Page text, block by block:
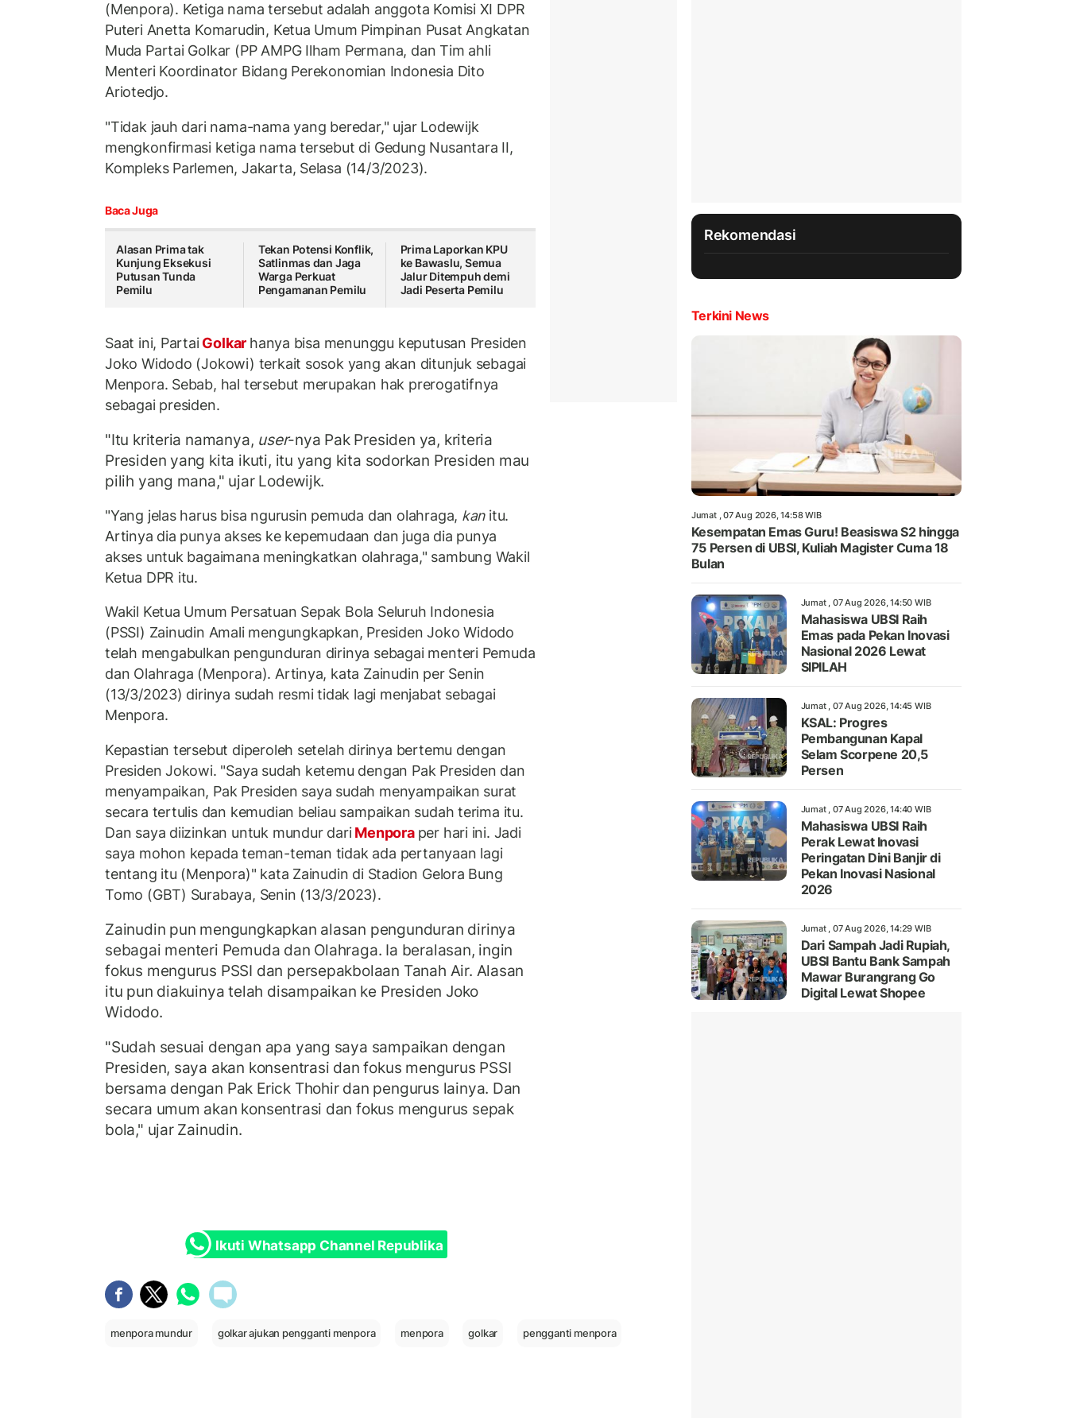
(Menpora). Ketiga nama tersebut adalah anggota Komisi XI DPR
Puteri Anetta Komarudin, Ketua Umum Pimpinan Pusat Angkatan
Muda Partai Golkar (PP AMPG Ilham Permana, dan Tim ahli
Menteri Koordinator Bidang Perekonomian Indonesia Dito
Ariotedjo.
"Tidak jauh dari nama-nama yang beredar," ujar Lodewijk
mengkonfirmasi ketiga nama tersebut di Gedung Nusantara II,
Kompleks Parlemen, Jakarta, Selasa (14/3/2023).
Baca Juga
Alasan Prima tak
Kunjung Eksekusi
Putusan Tunda
Pemilu
Tekan Potensi Konflik,
Satlinmas dan Jaga
Warga Perkuat
Pengamanan Pemilu
Prima Laporkan KPU
ke Bawaslu, Semua
Jalur Ditempuh demi
Jadi Peserta Pemilu
Saat ini, PartaiGolkar hanya bisa menunggu keputusan Presiden
Joko Widodo (Jokowi) terkait sosok yang akan ditunjuk sebagai
Menpora. Sebab, hal tersebut merupakan hak prerogatifnya
sebagai presiden.
"Itu kriteria namanya, user-nya Pak Presiden ya, kriteria
Presiden yang kita ikuti, itu yang kita sodorkan Presiden mau
pilih yang mana," ujar Lodewijk.
"Yang jelas harus bisa ngurusin pemuda dan olahraga, kanitu.
Artinya dia punya akses ke kepemudaan dan juga dia punya
akses untuk bagaimana meningkatkan olahraga," sambung Wakil
Ketua DPR itu.
Wakil Ketua Umum Persatuan Sepak Bola Seluruh Indonesia
(PSSI) Zainudin Amali mengungkapkan, Presiden Joko Widodo
telah mengabulkan pengunduran dirinya sebagai menteri Pemuda
dan Olahraga (Menpora). Artinya, kata Zainudin per Senin
(13/3/2023) dirinya sudah resmi tidak lagi menjabat sebagai
Menpora.
Kepastian tersebut diperoleh setelah dirinya bertemu dengan
Presiden Jokowi. "Saya sudah ketemu dengan Pak Presiden dan
menyampaikan, Pak Presiden saya sudah menyampaikan surat
secara tertulis dan kemudian beliau sampaikan sudah terima itu.
Dan saya diizinkan untuk mundur dariMenpora per hari ini. Jadi
saya mohon kepada teman-teman tidak ada pertanyaan lagi
tentang itu (Menpora)" kata Zainudin di Stadion Gelora Bung
Tomo (GBT) Surabaya, Senin (13/3/2023).
Zainudin pun mengungkapkan alasan pengunduran dirinya
sebagai menteri Pemuda dan Olahraga. Ia beralasan, ingin
fokus mengurus PSSI dan persepakbolaan Tanah Air. Alasan
itu pun diakuinya telah disampaikan ke Presiden Joko
Widodo.
"Sudah sesuai dengan apa yang saya sampaikan dengan
Presiden, saya akan konsentrasi dan fokus mengurus PSSI
bersama dengan Pak Erick Thohir dan pengurus lainya. Dan
secara umum akan konsentrasi dan fokus mengurus sepak
bola," ujar Zainudin.
Ikuti Whatsapp Channel Republika
menpora mundur golkar ajukan pengganti menpora menpora golkar pengganti menpora
Rekomendasi
Terkini News
Jumat , 07 Aug 2026, 14:58 WIB
Kesempatan Emas Guru! Beasiswa S2 hingga
75 Persen di UBSI, Kuliah Magister Cuma 18
Bulan
Jumat , 07 Aug 2026, 14:50 WIB
Mahasiswa UBSI Raih
Emas pada Pekan Inovasi
Nasional 2026 Lewat
SIPILAH
Jumat , 07 Aug 2026, 14:45 WIB
KSAL: Progres
Pembangunan Kapal
Selam Scorpene 20,5
Persen
Jumat , 07 Aug 2026, 14:40 WIB
Mahasiswa UBSI Raih
Perak Lewat Inovasi
Peringatan Dini Banjir di
Pekan Inovasi Nasional
2026
Jumat , 07 Aug 2026, 14:29 WIB
Dari Sampah Jadi Rupiah,
UBSI Bantu Bank Sampah
Mawar Burangrang Go
Digital Lewat Shopee